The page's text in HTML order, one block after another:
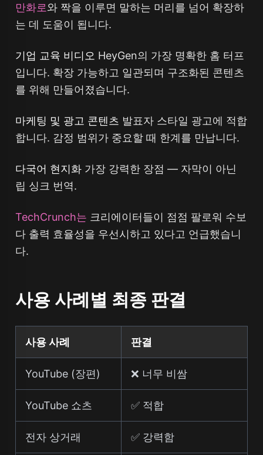
만화로와 짝을 이루면 말하는 머리를 넘어 확장하
는 데 도움이 됩니다.
기업 교육 비디오 HeyGen의 가장 명확한 홈 터프
입니다. 확장 가능하고 일관되며 구조화된 콘텐츠
를 위해 만들어졌습니다.
마케팅 및 광고 콘텐츠 발표자 스타일 광고에 적합
합니다. 감정 범위가 중요할 때 한계를 만납니다.
다국어 현지화가장 강력한 장점 — 자막이 아닌
립 싱크 번역.
TechCrunch는 크리에이터들이 점점 팔로워 수보
다 출력 효율성을 우선시하고 있다고 언급했습니
다.
사용 사례별 최종 판결
사용 사례 판결
YouTube (장편) ❌ 너무 비쌈
YouTube 쇼츠 ✅ 적합
전자 상거래 ✅ 강력함